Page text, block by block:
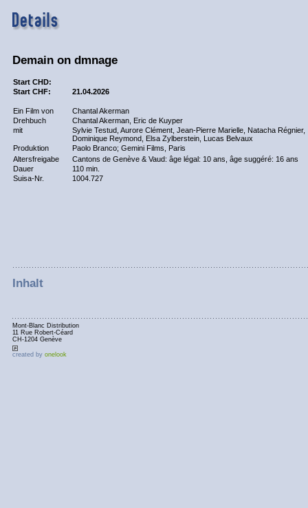
Demain on dmnage
Start CHD:
Start CHF:
21.04.2026
Ein Film von
Chantal Akerman
Drehbuch
Chantal Akerman, Eric de Kuyper
mit
Sylvie Testud, Aurore Clément, Jean-Pierre Marielle, Natacha Régnier,
Dominique Reymond, Elsa Zylberstein, Lucas Belvaux
Produktion
Paolo Branco; Gemini Films, Paris
Altersfreigabe
Cantons de Genève & Vaud: âge légal: 10 ans, âge suggéré: 16 ans
Dauer
110 min.
Suisa-Nr.
1004.727
Inhalt
Mont-Blanc Distribution
11 Rue Robert-Céard
CH-1204 Genève
created by onelook